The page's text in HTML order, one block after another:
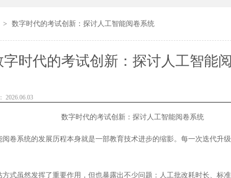
> 数字时代的考试创新：探讨人工智能阅卷系统
字时代的考试创新：探讨人工智能
2026.06.03
数字时代的考试创新：探讨人工智能阅卷系统
系统的发展历程本身就是一部教育技术进步的缩影。每一次迭代升
虽然发挥了重要作用，但也暴露出不少问题：人工批改耗时长、标